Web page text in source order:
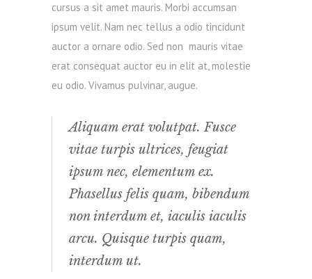
cursus a sit amet mauris. Morbi accumsan
ipsum velit. Nam nec tellus a odio tincidunt
auctor a ornare odio. Sed non mauris vitae
erat consequat auctor eu in elit at, molestie
eu odio. Vivamus pulvinar, augue.
Aliquam erat volutpat. Fusce
vitae turpis ultrices, feugiat
ipsum nec, elementum ex.
Phasellus felis quam, bibendum
non interdum et, iaculis iaculis
arcu. Quisque turpis quam,
interdum ut.